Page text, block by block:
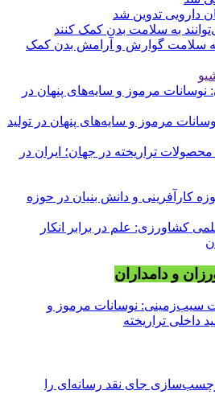
مرموز و سایه‌های پنهان در تولید
و دامداران
سیب‌زمینی: نوسانات مرموز و
داخلی تراریخته
جای نقد رسانه‌ای را